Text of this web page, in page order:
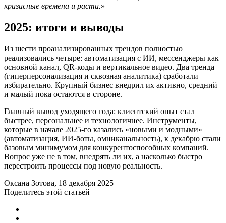
кризисные времена и расти.
2025: итоги и выводы
Из шести проанализированных трендов полностью
реализовались четыре: автоматизация с ИИ, мессенджеры как
основной канал, QR-коды и вертикальное видео. Два тренда
(гиперперсонализация и сквозная аналитика) сработали
избирательно. Крупный бизнес внедрил их активно, средний
и малый пока остаются в стороне.
Главный вывод уходящего года: клиентский опыт стал
быстрее, персональнее и технологичнее. Инструменты,
которые в начале 2025-го казались «новыми и модными»
(автоматизация, ИИ-боты, омниканальность), к декабрю стали
базовым минимумом для конкурентоспособных компаний.
Вопрос уже не в том, внедрять ли их, а насколько быстро
перестроить процессы под новую реальность.
Оксана Зотова, 18 декабря 2025
Поделитесь этой статьей